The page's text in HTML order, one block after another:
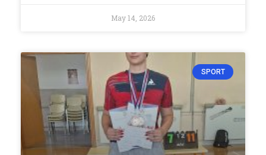
May 14, 2026
SPORT